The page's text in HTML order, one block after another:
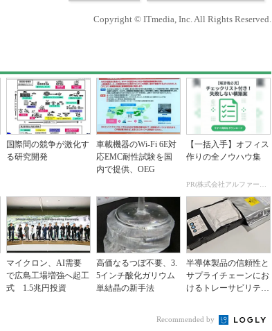
Copyright © ITmedia, Inc. All Rights Reserved.
国際間の競争が激化す
る研究開発
車載機器のWi-Fi 6E対
応EMC耐性試験を国
内で提供、OEG
【一括入手】オフィス
作りの全ノウハウ集
PR(株式会社アルファーテクノ)
マイクロン、AI需要
で広島工場増強へ起工
式 1.5兆円投資
高価なるつぼ不要、3.
5インチ酸化ガリウム
単結晶の新手法
半導体製品の信頼性と
サプライチェーンにお
けるトレーサビリティ
Recommended by